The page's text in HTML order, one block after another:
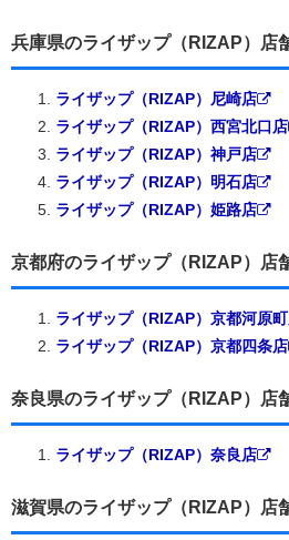
兵庫県のライザップ（RIZAP）店
ライザップ（RIZAP）尼崎店
ライザップ（RIZAP）西宮北口店
ライザップ（RIZAP）神戸店
ライザップ（RIZAP）明石店
ライザップ（RIZAP）姫路店
京都府のライザップ（RIZAP）店
ライザップ（RIZAP）京都河原
ライザップ（RIZAP）京都四条店
奈良県のライザップ（RIZAP）店
ライザップ（RIZAP）奈良店
滋賀県のライザップ（RIZAP）店